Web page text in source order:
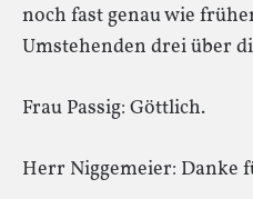
noch fast genau wie
Umstehenden drei über
Frau Passig: Göttlich.
Herr Niggemeier: Danke